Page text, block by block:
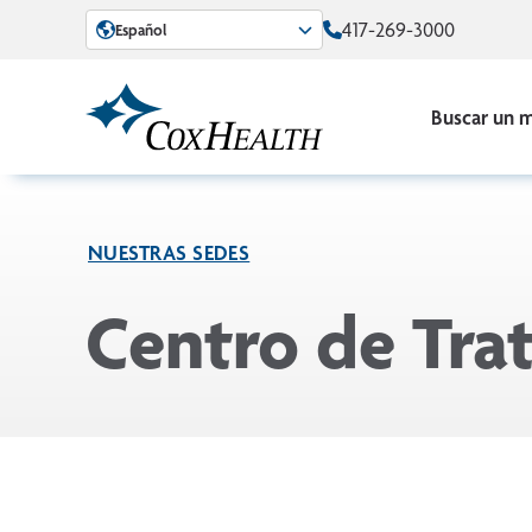
Skip to Main Content
Español 417-269-3000
Buscar un
NUESTRAS SEDES
Centro de